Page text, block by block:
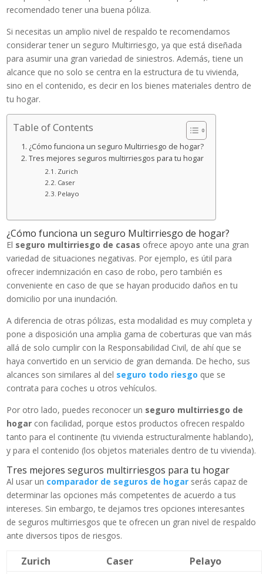
recomendado tener una buena póliza.
Si necesitas un amplio nivel de respaldo te recomendamos
considerar tener un seguro Multirriesgo, ya que está diseñada
para asumir una gran variedad de siniestros. Además, tiene un
alcance que no solo se centra en la estructura de tu vivienda,
sino en el contenido, es decir en los bienes materiales dentro de
tu hogar.
Table of Contents
¿Cómo funciona un seguro Multirriesgo de hogar?
Tres mejores seguros multirriesgos para tu hogar
Zurich
Caser
Pelayo
¿Cómo funciona un seguro Multirriesgo de hogar?
El seguro multirriesgo de casas ofrece apoyo ante una gran
variedad de situaciones negativas. Por ejemplo, es útil para
ofrecer indemnización en caso de robo, pero también es
conveniente en caso de que se hayan producido daños en tu
domicilio por una inundación.
A diferencia de otras pólizas, esta modalidad es muy completa y
pone a disposición una amplia gama de coberturas que van más
allá de solo cumplir con la Responsabilidad Civil, de ahí que se
haya convertido en un servicio de gran demanda. De hecho, sus
alcances son similares al del seguro todo riesgo que se
contrata para coches u otros vehículos.
Por otro lado, puedes reconocer un seguro multirriesgo de
hogar con facilidad, porque estos productos ofrecen respaldo
tanto para el continente (tu vivienda estructuralmente hablando),
y para el contenido (los objetos materiales dentro de tu vivienda).
Tres mejores seguros multirriesgos para tu hogar
Al usar un comparador de seguros de hogar serás capaz de
determinar las opciones más competentes de acuerdo a tus
intereses. Sin embargo, te dejamos tres opciones interesantes
de seguros multirriesgos que te ofrecen un gran nivel de respaldo
ante diversos tipos de riesgos.
Zurich Caser Pelayo